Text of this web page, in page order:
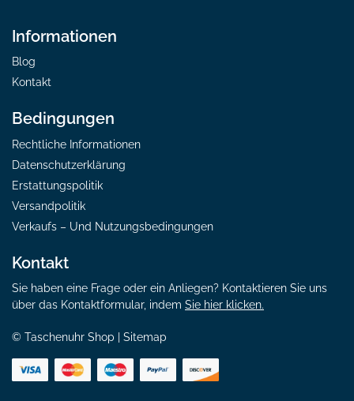
Informationen
Blog
Kontakt
Bedingungen
Rechtliche Informationen
Datenschutzerklärung
Erstattungspolitik
Versandpolitik
Verkaufs – Und Nutzungsbedingungen
Kontakt
Sie haben eine Frage oder ein Anliegen? Kontaktieren Sie uns
über das Kontaktformular, indem Sie hier klicken.
© Taschenuhr Shop | Sitemap